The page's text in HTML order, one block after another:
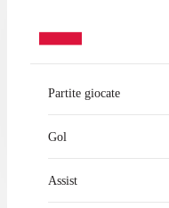
Partite giocate
Gol
Assist